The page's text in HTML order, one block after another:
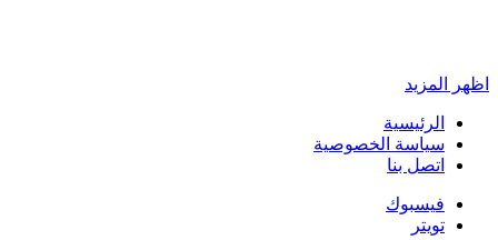
اظهر المزيد
الرئيسية
سياسة الخصوصية
اتصل بنا
فيسبوك
تويتر